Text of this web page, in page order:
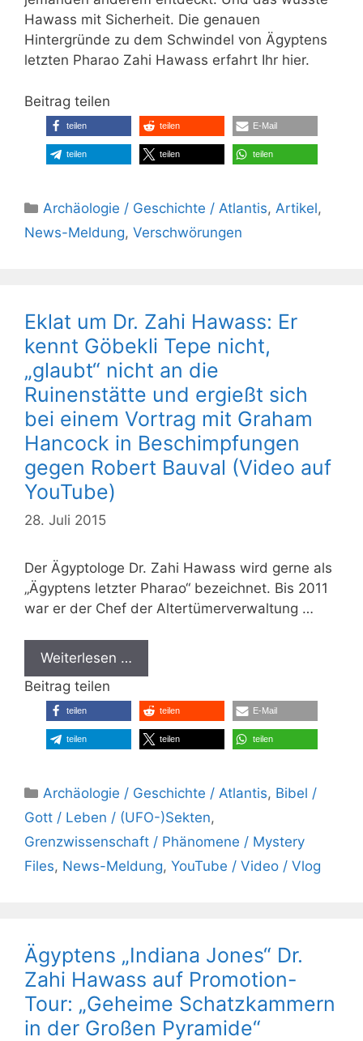
Hawass mit Sicherheit. Die genauen
Hintergründe zu dem Schwindel von Ägyptens
letzten Pharao Zahi Hawass erfahrt Ihr hier.
Beitrag teilen
teilen teilen E-Mail
teilen teilen teilen
Kategorien
Archäologie / Geschichte / Atlantis, Artikel,
News-Meldung, Verschwörungen
Eklat um Dr. Zahi Hawass: Er
kennt Göbekli Tepe nicht,
„glaubt“ nicht an die
Ruinenstätte und ergießt sich
bei einem Vortrag mit Graham
Hancock in Beschimpfungen
gegen Robert Bauval (Video auf
YouTube)
28. Juli 2015
Der Ägyptologe Dr. Zahi Hawass wird gerne als
„Ägyptens letzter Pharao“ bezeichnet. Bis 2011
war er der Chef der Altertümerverwaltung …
Weiterlesen …
Beitrag teilen
teilen teilen E-Mail
teilen teilen teilen
Kategorien
Archäologie / Geschichte / Atlantis, Bibel /
Gott / Leben / (UFO-)Sekten,
Grenzwissenschaft / Phänomene / Mystery
Files, News-Meldung, YouTube / Video / Vlog
Ägyptens „Indiana Jones“ Dr.
Zahi Hawass auf Promotion-
Tour: „Geheime Schatzkammern
in der Großen Pyramide“